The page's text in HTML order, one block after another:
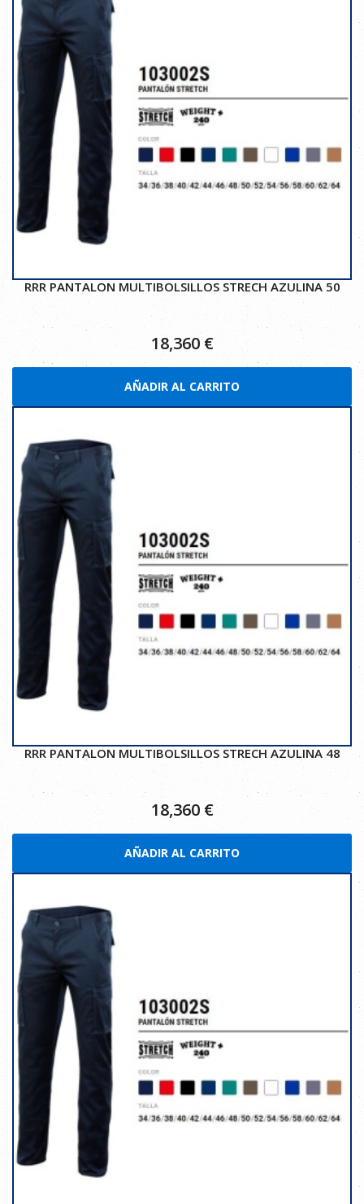
RRR PANTALON MULTIBOLSILLOS STRECH AZULINA 50
18,360 €
AÑADIR AL CARRITO
RRR PANTALON MULTIBOLSILLOS STRECH AZULINA 48
18,360 €
AÑADIR AL CARRITO